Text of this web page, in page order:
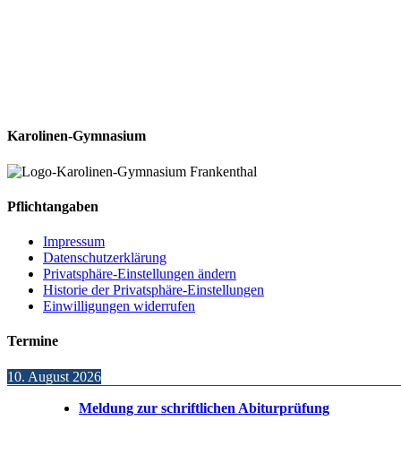
Karolinen-Gymnasium
Pflichtangaben
Impressum
Datenschutzerklärung
Privatsphäre-Einstellungen ändern
Historie der Privatsphäre-Einstellungen
Einwilligungen widerrufen
Termine
10. August 2026
Meldung zur schriftlichen Abiturprüfung